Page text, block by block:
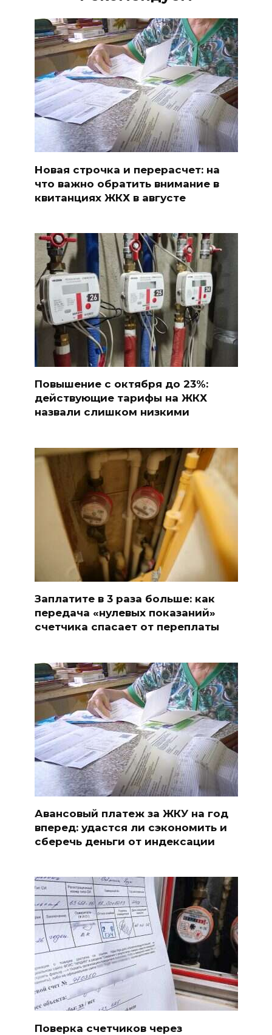
Новая строчка и перерасчет: на
что важно обратить внимание в
квитанциях ЖКХ в августе
Повышение с октября до 23%:
действующие тарифы на ЖКХ
назвали слишком низкими
Заплатите в 3 раза больше: как
передача «нулевых показаний»
счетчика спасает от переплаты
Авансовый платеж за ЖКУ на год
вперед: удастся ли сэкономить и
сберечь деньги от индексации
Поверка счетчиков через